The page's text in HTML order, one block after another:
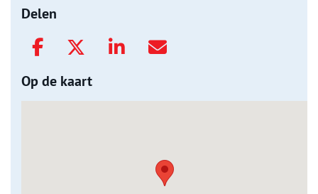
Delen
Op de kaart